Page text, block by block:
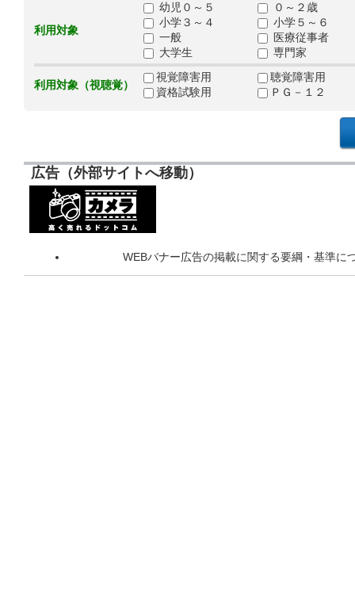
利用対象
幼児０～５
０～２歳
小学３～４
小学５～６
一般
医療従事者
大学生
専門家
利用対象（視聴覚）
視覚障害用
聴覚障害用
資格試験用
ＰＧ－１２
広告（外部サイトへ移動）
WEBバナー広告の掲載に関する要綱・基準に